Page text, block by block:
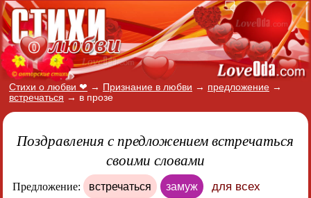
Стихи о любви ❤ → Признание в любви → предложение →
встречаться → в прозе
Поздравления с предложением встречаться
своими словами
Предложение: встречаться замуж для всех